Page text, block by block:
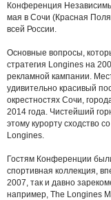
Конференция
мая в Сочи (Красная
всей России.
Основные вопросы,
стратегия Longines на
рекламной кампании.
удивительно красивый
окрестностях Сочи,
2014 года. Чистейший
этому курорту сходство
Longines.
Гостям Конференции
спортивная коллекция,
2007, так и давно
например, The Longines